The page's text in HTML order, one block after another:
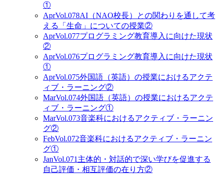
①
AprVol.078AI（NAO校長）との関わりを通して考
える「生命」についての授業②
AprVol.077プログラミング教育導入に向けた現状
②
AprVol.076プログラミング教育導入に向けた現状
①
AprVol.075外国語（英語）の授業におけるアクテ
ィブ・ラーニング②
MarVol.074外国語（英語）の授業におけるアクテ
ィブ・ラーニング①
MarVol.073音楽科におけるアクティブ・ラーニン
グ②
FebVol.072音楽科におけるアクティブ・ラーニン
グ①
JanVol.071 主体的・対話的で深い学びを促進する
自己評価・相互評価の在り方②